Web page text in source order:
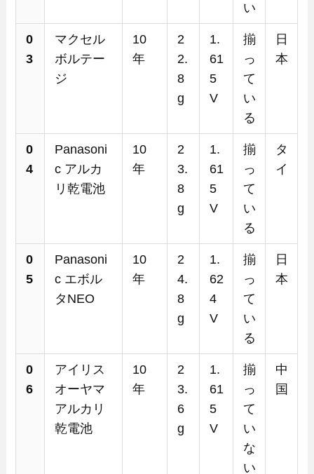
い
0
3
マクセル
ボルテー
ジ
10
年
2
2.
8
g
1.
61
5
V
揃
っ
て
い
る
日
本
0
4
Panasoni
c アルカ
リ乾電池
10
年
2
3.
8
g
1.
61
5
V
揃
っ
て
い
る
タ
イ
0
5
Panasoni
c エボル
タNEO
10
年
2
4.
8
g
1.
62
4
V
揃
っ
て
い
る
日
本
0
6
アイリス
オーヤマ
アルカリ
乾電池
10
年
2
3.
6
g
1.
61
5
V
揃
っ
て
い
な
い
中
国